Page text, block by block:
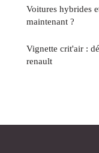
Voitures hybrides
maintenant ?
Vignette crit'air :
renault